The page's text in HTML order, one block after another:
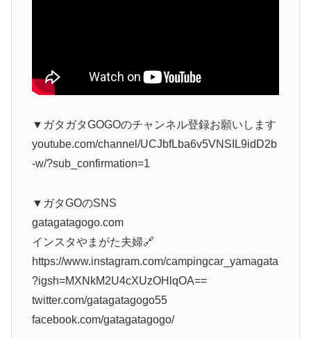
▼ガタガタGOGOのチャンネル登録お願いします
youtube.com/channel/UCJbfLba6v5VNSIL9idD2b
-w/?sub_confirmation=1
▼ガタGOのSNS
gatagatagogo.com
インスタやまがた夫婦🔗
https://www.instagram.com/campingcar_yamagata
?igsh=MXNkM2U4cXUzOHlqOA==
twitter.com/gatagatagogo55
facebook.com/gatagatagogo/